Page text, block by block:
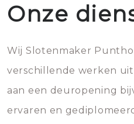
Onze
Wij Slotenmaker
verschillende werken
aan een deuropening
ervaren en